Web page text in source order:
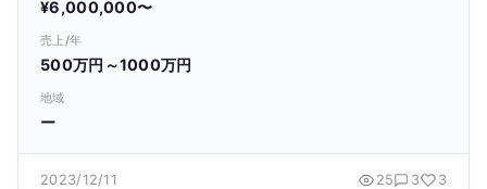
¥6,000,000〜
売上/年
500万円～1000万円
地域
ー
2023/12/11 25 3 3